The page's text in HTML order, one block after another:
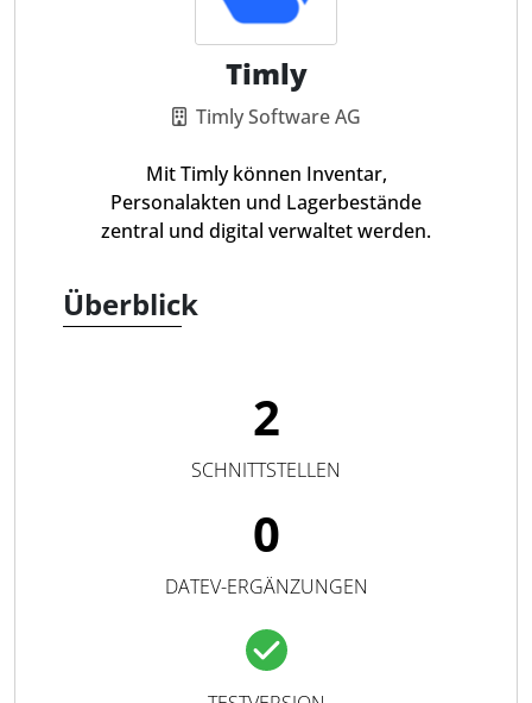
Timly
Timly Software AG
Mit Timly können Inventar,
Personalakten und Lagerbestände
zentral und digital verwaltet werden.
Überblick
2
SCHNITTSTELLEN
0
DATEV-ERGÄNZUNGEN